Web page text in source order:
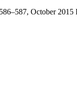
October 2015